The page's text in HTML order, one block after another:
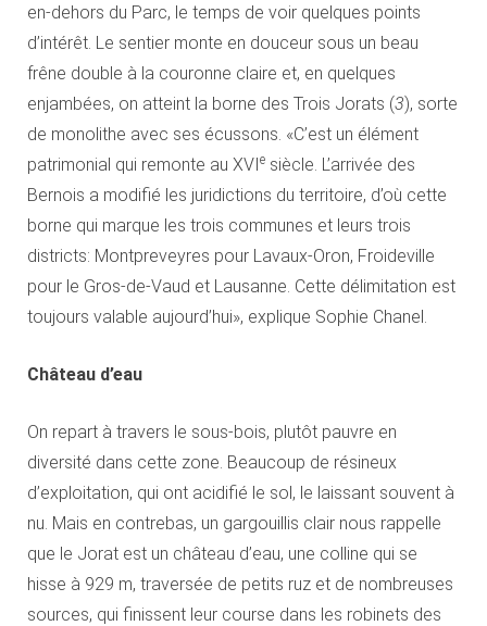
en-dehors du Parc, le temps de voir quelques points
d’intérêt. Le sentier monte en douceur sous un beau
frêne double à la couronne claire et, en quelques
enjambées, on atteint la borne des Trois Jorats (3), sorte
de monolithe avec ses écussons. «C’est un élément
patrimonial qui remonte au XVIe siècle. L’arrivée des
Bernois a modifié les juridictions du territoire, d’où cette
borne qui marque les trois communes et leurs trois
districts: Montpreveyres pour Lavaux-Oron, Froideville
pour le Gros-de-Vaud et Lausanne. Cette délimitation est
toujours valable aujourd’hui», explique Sophie Chanel.
Château d’eau
On repart à travers le sous-bois, plutôt pauvre en
diversité dans cette zone. Beaucoup de résineux
d’exploitation, qui ont acidifié le sol, le laissant souvent à
nu. Mais en contrebas, un gargouillis clair nous rappelle
que le Jorat est un château d’eau, une colline qui se
hisse à 929 m, traversée de petits ruz et de nombreuses
sources, qui finissent leur course dans les robinets des